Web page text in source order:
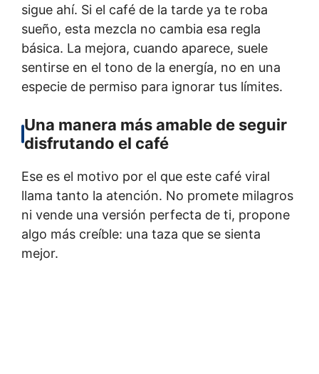
sigue ahí. Si el café de la tarde ya te roba
sueño, esta mezcla no cambia esa regla
básica. La mejora, cuando aparece, suele
sentirse en el tono de la energía, no en una
especie de permiso para ignorar tus límites.
Una manera más amable de seguir
disfrutando el café
Ese es el motivo por el que este café viral
llama tanto la atención. No promete milagros
ni vende una versión perfecta de ti, propone
algo más creíble: una taza que se sienta
mejor.